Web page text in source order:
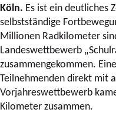
Köln. Es ist ein deutliches
selbstständige
Millionen Radkilometer
Landeswettbewerb
zusammengekommen.
Teilnehmenden direkt mit
Vorjahreswettbewerb
Kilometer zusammen.